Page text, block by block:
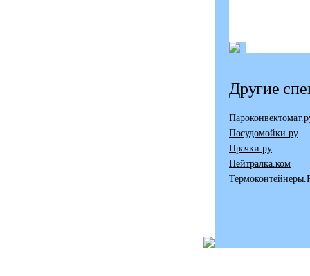
Другие
Посудомойки.ру
Прачки.ру
Нейтралка.ком